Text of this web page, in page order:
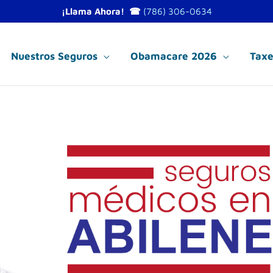
¡Llama Ahora! ☎ (786) 306-0634
Nuestros Seguros Obamacare 2026